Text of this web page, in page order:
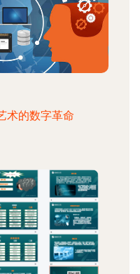
术的数字革命